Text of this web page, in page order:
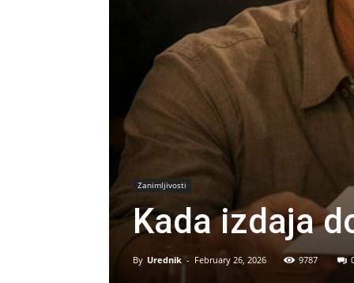
Zanimljivosti
Kada izdaja
By Urednik - February 26, 2026 9787